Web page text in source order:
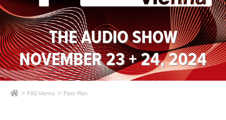
THE AUDIO SHOW
NOVEMBER 23 + 24, 2024
FAS Vienna Floor Plan